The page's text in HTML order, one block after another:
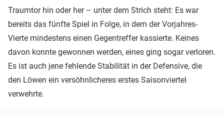
Traumtor hin oder her – unter dem Strich steht: Es war
bereits das fünfte Spiel in Folge, in dem der Vorjahres-
Vierte mindestens einen Gegentreffer kassierte. Keines
davon konnte gewonnen werden, eines ging sogar verloren.
Es ist auch jene fehlende Stabilität in der Defensive, die
den Löwen ein versöhnlicheres erstes Saisonviertel
verwehrte.